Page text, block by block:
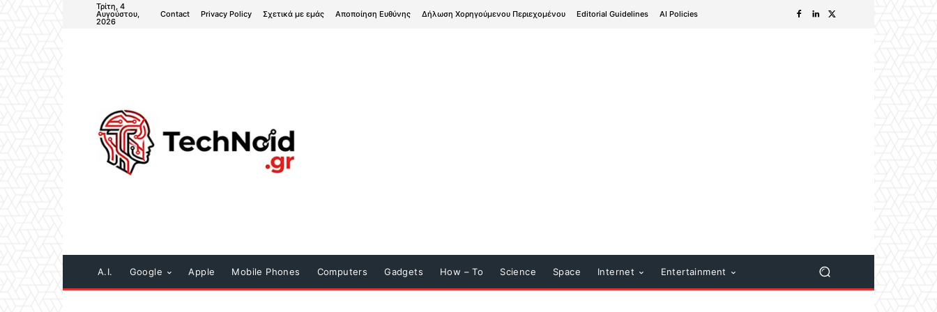
Τρίτη, 4
Αυγούστου,
2026
Contact Privacy Policy Σχετικά με εμάς Αποποίηση Ευθύνης Δήλωση Χορηγούμενου Περιεχομένου Editorial Guidelines AI Policies
A.I. Google Apple Mobile Phones Computers Gadgets How – To Science Space Internet Entertainment